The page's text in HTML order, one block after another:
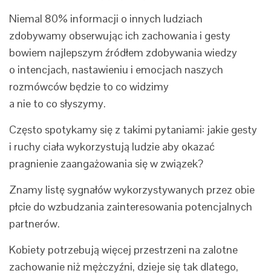
Niemal 80% informacji o innych ludziach
zdobywamy obserwując ich zachowania i gesty
bowiem najlepszym źródłem zdobywania wiedzy
o intencjach, nastawieniu i emocjach naszych
rozmówców będzie to co widzimy
a nie to co słyszymy.
Często spotykamy się z takimi pytaniami: jakie gesty
i ruchy ciała wykorzystują ludzie aby okazać
pragnienie zaangażowania się w związek?
Znamy listę sygnałów wykorzystywanych przez obie
płcie do wzbudzania zainteresowania potencjalnych
partnerów.
Kobiety potrzebują więcej przestrzeni na zalotne
zachowanie niż mężczyźni, dzieje się tak dlatego,